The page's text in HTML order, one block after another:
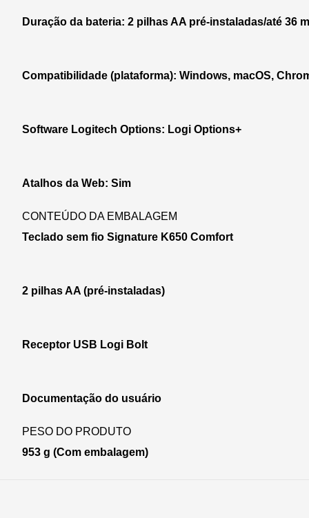
Duração da bateria: 2 pilhas AA pré-instaladas/até 36
Compatibilidade (plataforma): Windows, macOS,
Software Logitech Options: Logi Options+
Atalhos da Web: Sim
CONTEÚDO DA EMBALAGEM
Teclado sem fio Signature K650 Comfort
2 pilhas AA (pré-instaladas)
Receptor USB Logi Bolt
Documentação do usuário
PESO DO PRODUTO
953 g (Com embalagem)